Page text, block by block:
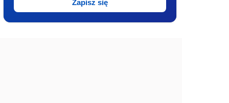
Zapisz się